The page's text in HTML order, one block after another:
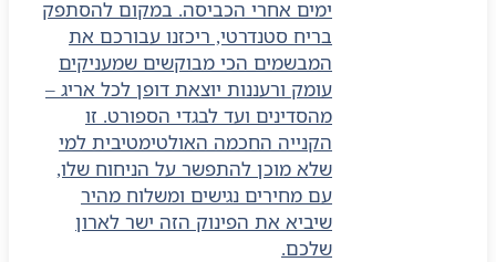
ימים אחרי הכביסה. במקום להסתפק
בריח סטנדרטי, ריכזנו עבורכם את
המבשמים הכי מבוקשים שמעניקים
עומק ורעננות יוצאת דופן לכל אריג –
מהסדינים ועד לבגדי הספורט. זו
הקנייה החכמה האולטימטיבית למי
שלא מוכן להתפשר על הניחוח שלו,
עם מחירים נגישים ומשלוח מהיר
שיביא את הפינוק הזה ישר לארון
שלכם.